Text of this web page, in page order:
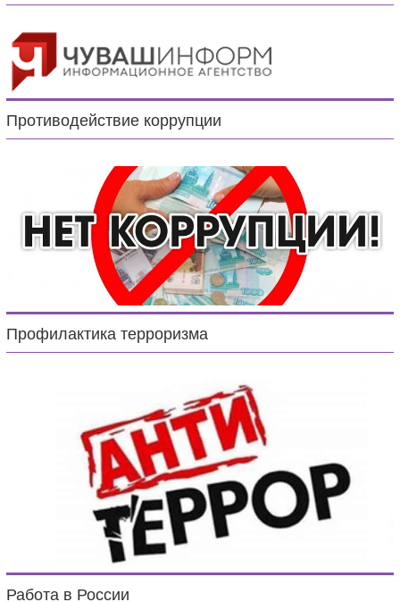
Противодействие коррупции
Профилактика терроризма
Работа в России